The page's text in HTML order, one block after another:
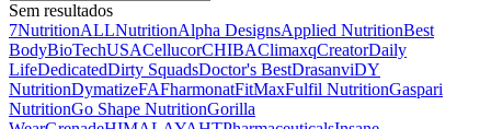
Sem resultados
7NutritionALLNutritionAlpha DesignsApplied NutritionBest
BodyBioTechUSACellucorCHIBAClimaxqCreatorDaily
LifeDedicatedDirty SquadsDoctor's BestDrasanviDY
NutritionDymatizeFAFharmonatFitMaxFulfil NutritionGaspari
NutritionGo Shape NutritionGorilla